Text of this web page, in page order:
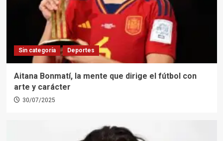
Sin categoría Deportes
Aitana Bonmatí, la mente que dirige el fútbol con
arte y carácter
30/07/2025